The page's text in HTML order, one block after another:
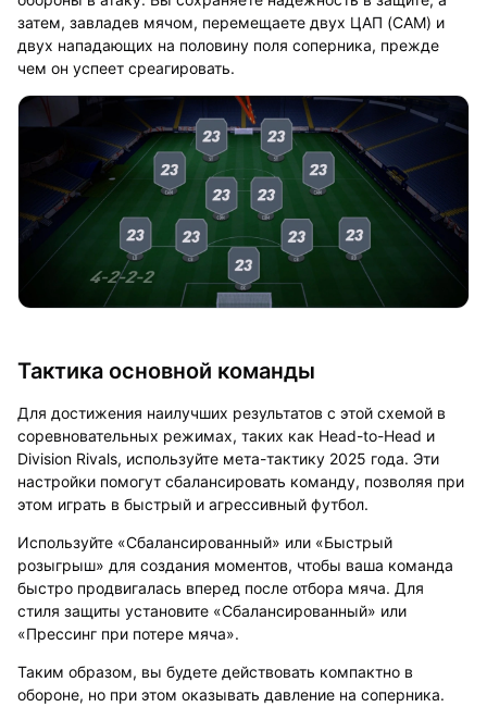
затем, завладев мячом, перемещаете двух ЦАП (CAM) и
двух нападающих на половину поля соперника, прежде
чем он успеет среагировать.
Тактика основной команды
Для достижения наилучших результатов с этой схемой в
соревновательных режимах, таких как Head-to-Head и
Division Rivals, используйте мета-тактику 2025 года. Эти
настройки помогут сбалансировать команду, позволяя при
этом играть в быстрый и агрессивный футбол.
Используйте «Сбалансированный» или «Быстрый
розыгрыш» для создания моментов, чтобы ваша команда
быстро продвигалась вперед после отбора мяча. Для
стиля защиты установите «Сбалансированный» или
«Прессинг при потере мяча».
Таким образом, вы будете действовать компактно в
обороне, но при этом оказывать давление на соперника.